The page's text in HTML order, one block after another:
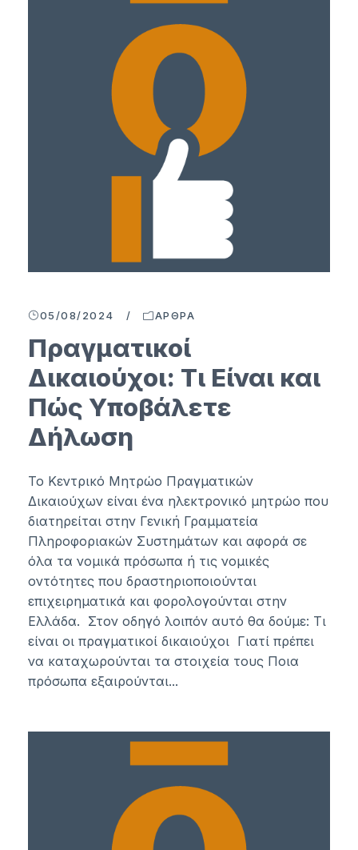
05/08/2024 / ΆΡΘΡΑ
Πραγματικοί
Δικαιούχοι: Τι Είναι και
Πώς Υποβάλετε
Δήλωση
Το Κεντρικό Μητρώο Πραγματικών
Δικαιούχων είναι ένα ηλεκτρονικό μητρώο που
διατηρείται στην Γενική Γραμματεία
Πληροφοριακών Συστημάτων και αφορά σε
όλα τα νομικά πρόσωπα ή τις νομικές
οντότητες που δραστηριοποιούνται
επιχειρηματικά και φορολογούνται στην
Ελλάδα. Στον οδηγό λοιπόν αυτό θα δούμε: Τι
είναι οι πραγματικοί δικαιούχοι Γιατί πρέπει
να καταχωρούνται τα στοιχεία τους Ποια
πρόσωπα εξαιρούνται...